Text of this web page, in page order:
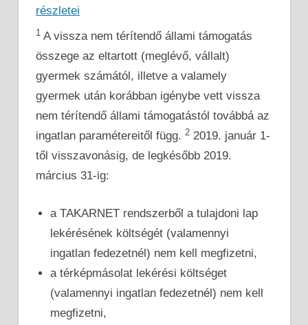
részletei
1 A vissza nem térítendő állami támogatás
összege az eltartott (meglévő, vállalt)
gyermek számától, illetve a valamely
gyermek után korábban igénybe vett vissza
nem térítendő állami támogatástól továbbá az
ingatlan paramétereitől függ. 2 2019. január 1-
től visszavonásig, de legkésőbb 2019.
március 31-ig:
a TAKARNET rendszerből a tulajdoni lap
lekérésének költségét (valamennyi
ingatlan fedezetnél) nem kell megfizetni,
a térképmásolat lekérési költséget
(valamennyi ingatlan fedezetnél) nem kell
megfizetni,